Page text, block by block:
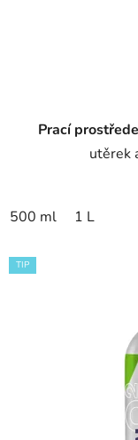
Prací
utěrek
500 ml 1 L
TIP